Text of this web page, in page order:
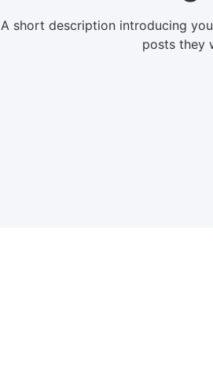
A short description introducing
posts they